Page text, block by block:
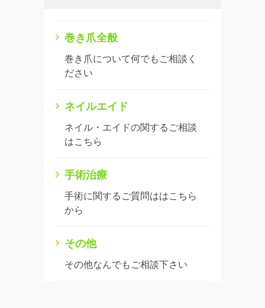
巻き爪全般
巻き爪について何でもご相談く
ださい
ネイルエイド
ネイル・エイドの関するご相談
はこちら
手術治療
手術に関するご質問ははこちら
から
その他
その他なんでもご相談下さい